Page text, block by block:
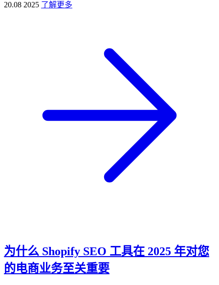
20.08 2025 了解更多
为什么 Shopify SEO 工具在 2025 年对您
的电商业务至关重要